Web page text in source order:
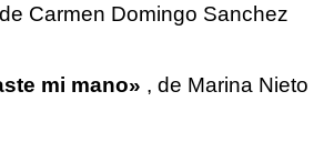
Carmen Domingo Sanchez
mi mano» , de Marina Nieto